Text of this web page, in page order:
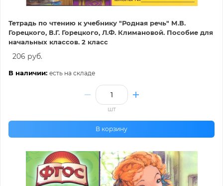
Тетрадь по чтению к учебнику "Родная речь" М.В.
Горецкого, В.Г. Горецкого, Л.Ф. Климановой. Пособие для
начальных классов. 2 класс
206 руб.
В наличии: есть на складе
шт
В корзину